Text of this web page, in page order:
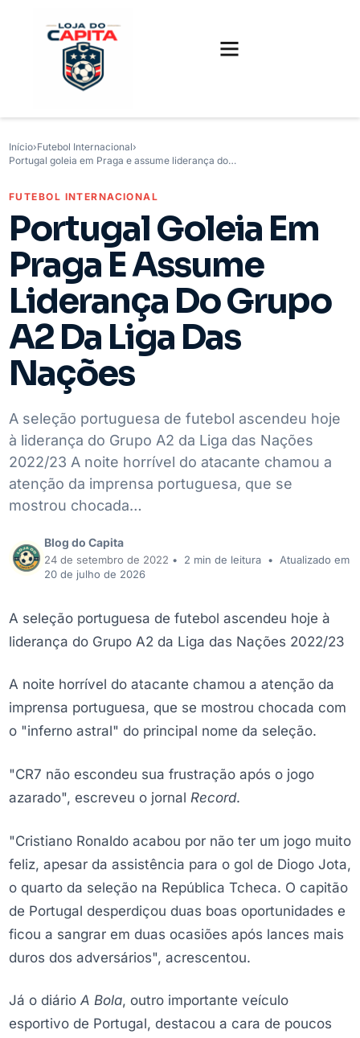
Início›Futebol Internacional›
Portugal goleia em Praga e assume liderança do…
FUTEBOL INTERNACIONAL
Portugal Goleia Em
Praga E Assume
Liderança Do Grupo
A2 Da Liga Das
Nações
A seleção portuguesa de futebol ascendeu hoje
à liderança do Grupo A2 da Liga das Nações
2022/23 A noite horrível do atacante chamou a
atenção da imprensa portuguesa, que se
mostrou chocada…
Blog do Capita
24 de setembro de 2022 • 2 min de leitura •
Atualizado em
20 de julho de 2026
A seleção portuguesa de futebol ascendeu hoje à
liderança do Grupo A2 da Liga das Nações 2022/23
A noite horrível do atacante chamou a atenção da
imprensa portuguesa, que se mostrou chocada com
o "inferno astral" do principal nome da seleção.
"CR7 não escondeu sua frustração após o jogo
azarado", escreveu o jornal Record.
"Cristiano Ronaldo acabou por não ter um jogo muito
feliz, apesar da assistência para o gol de Diogo Jota,
o quarto da seleção na República Tcheca. O capitão
de Portugal desperdiçou duas boas oportunidades e
ficou a sangrar em duas ocasiões após lances mais
duros dos adversários", acrescentou.
Já o diário A Bola, outro importante veículo
esportivo de Portugal, destacou a cara de poucos